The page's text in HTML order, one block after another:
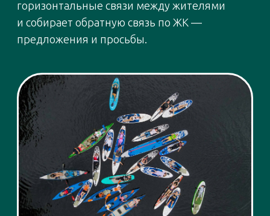
во дворе была одна старенькая
качелька, две скамейки с парой кустов
и кольцевая парковка, на которой
к тому же никогда не было места.
количество игровых площадок —
в каждом дворе и на любой вкус;
велодорожки, оборудование для
занятий спортом, много зелени.
И никаких автомобилей во дворах —
это для Оксаны означает, в первую
очередь, безопасность детей.
Сейчас наша героиня «работает
мамой» полный день. Список дел
выглядит бесконечным: домашние
заботы, прогулки, кружки, визиты